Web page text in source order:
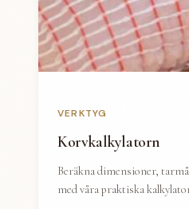
VERKTYG
Korvkalkylatorn
Beräkna dimensioner,
med våra praktiska